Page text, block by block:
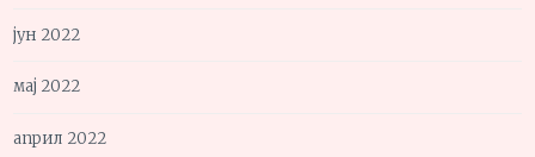
јун 2022
мај 2022
април 2022